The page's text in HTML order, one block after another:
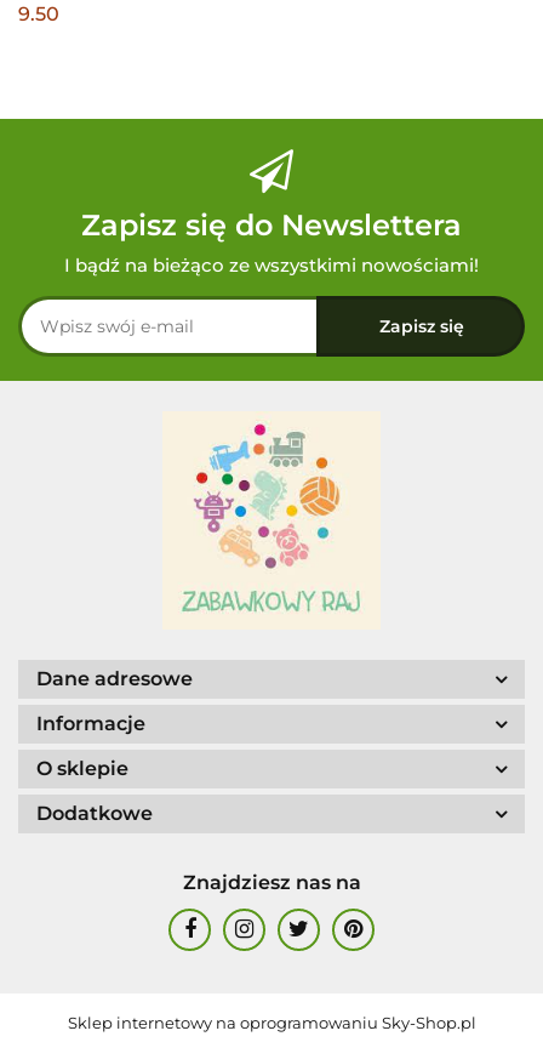
9.50
Zapisz się do Newslettera
I bądź na bieżąco ze wszystkimi nowościami!
Dane adresowe
Informacje
O sklepie
Dodatkowe
Znajdziesz nas na
Sklep internetowy na oprogramowaniu Sky-Shop.pl